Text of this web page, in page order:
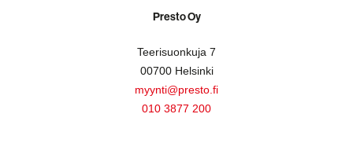
Presto Oy
Teerisuonkuja 7
00700 Helsinki
myynti@presto.fi
010 3877 200